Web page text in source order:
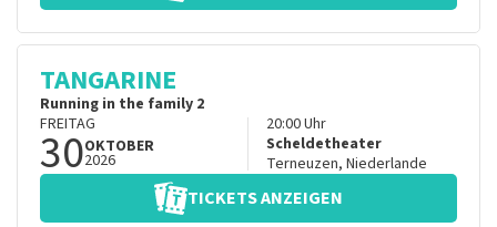
TANGARINE
Running in the family 2
FREITAG
30OKTOBER
2026
20:00Uhr
Scheldetheater
Terneuzen, Niederlande
TICKETS ANZEIGEN